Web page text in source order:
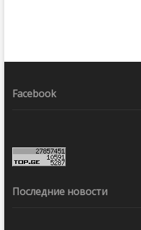
Facebook
Последние новости